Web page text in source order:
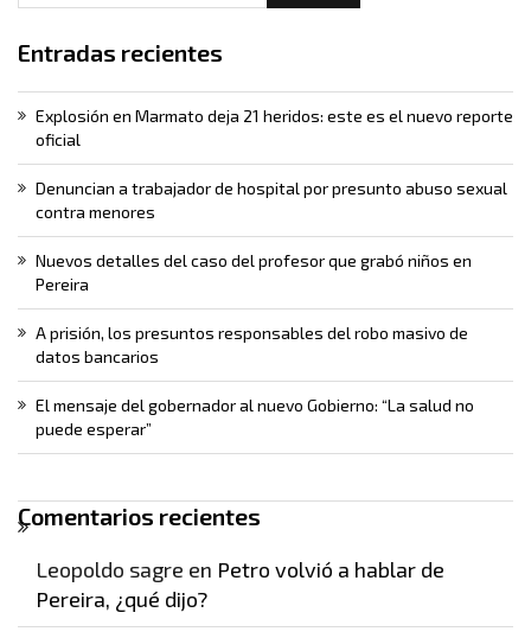
Entradas recientes
Explosión en Marmato deja 21 heridos: este es el nuevo reporte
oficial
Denuncian a trabajador de hospital por presunto abuso sexual
contra menores
Nuevos detalles del caso del profesor que grabó niños en
Pereira
A prisión, los presuntos responsables del robo masivo de
datos bancarios
El mensaje del gobernador al nuevo Gobierno: “La salud no
puede esperar”
Comentarios recientes
Leopoldo sagre en Petro volvió a hablar de
Pereira, ¿qué dijo?